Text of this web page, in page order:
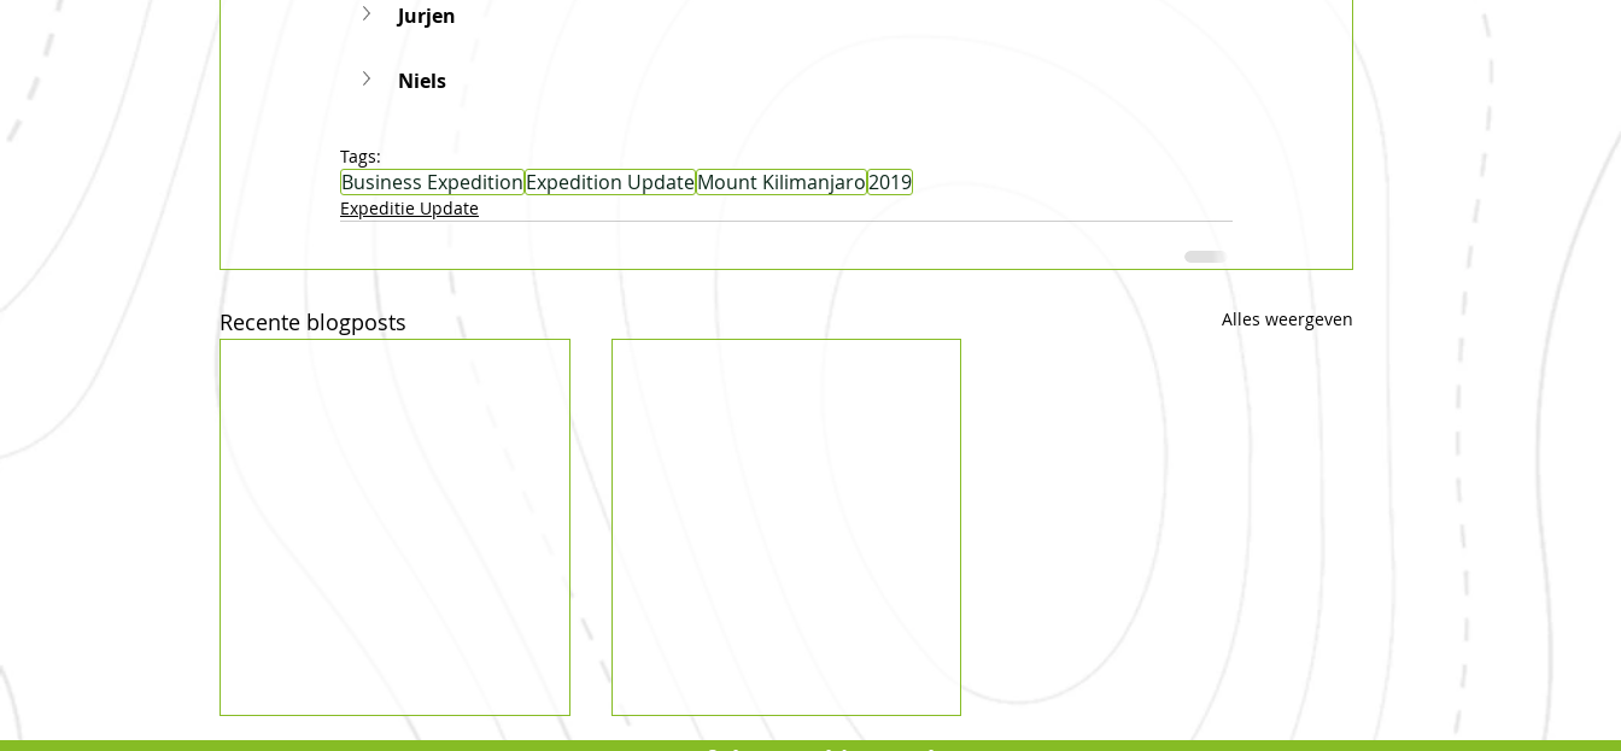
Jurjen
Niels
Tags:
Business ExpeditionExpedition UpdateMount Kilimanjaro2019
Expeditie Update
Recente blogposts Alles weergeven